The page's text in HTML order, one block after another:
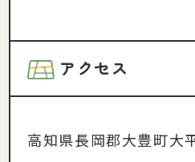
アクセス
高知県長岡郡大豊町大